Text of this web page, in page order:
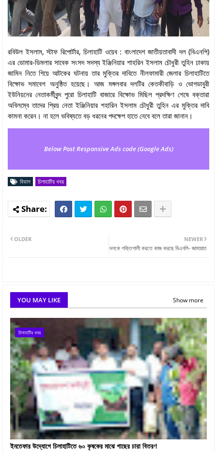
রবিউল ইসলাম, স্টাফ রিপোর্টার, চিলাহাটি ওয়েব : বাংলাদেশ জাতীয়তাবাদী দল (বিএনপি)
এর ডোমার-ডিমলার সাবেক সংসদ সদস্য ইঞ্জিনিয়ার শাহরিন ইসলাম চৌধুরী তুহিন ঢাকায়
জামিন নিতে গিয়ে আটকের ঘটনায় তার মুক্তির দাবিতে নীলফামারী জেলার চিলাহাটিতে
বিক্ষোভ সমাবেশ অনুষ্ঠিত হয়েছে। আজ মঙ্গলবার দলটির কেতকীবাড়ি ও ভোগডাবুরী
ইউনিয়নের নেতাকর্মীবৃন্দ পুরো চিলাহাটি বাজারে বিক্ষোভ মিছিল প্রদক্ষিণ শেষে বক্তারা
অবিলম্বে তাদের প্রিয় নেতা ইঞ্জিনিয়ার শহারিন ইসলাম চৌধুরী তুহিন এর মুক্তির দাবি
কামনা করেন। না হলে ভবিষ্যতে বড় ধরনের পদক্ষেপ হাতে নেবে বলে তারা জানান।
Below Post Responsive Ads code (Google Ads)
বিভাগ চিলাহাটির খবর
NEWER
দলকে শক্তিশালী করতে কাজ করছে বিএনপি- জামায়াত
OLDER
YOU MAY LIKE Show more
চিলাহাটির খবর
ইনতেফার উদ্যোগে চিলাহাটিতে ৬০ কৃষকের মাঝে গাছের চারা বিতরণ